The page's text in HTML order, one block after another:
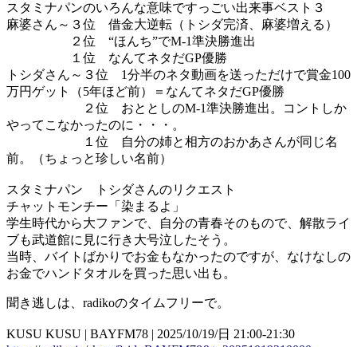
スタミナパンのいろんな意味ですっごい出来事ベスト３
麻婆さん～３位 借金大逆転（トシダ完済、麻婆増える）
２位 “ほんち”でM-1準決勝進出
１位 なんてネタだGP優勝
トシダさん～３位 1分半のネタ動画を送っただけで賞金100
万円ゲット（5年ほど前）＝なんてネタだGP優勝
２位 おととしのM-1準決勝進出。コントしか
やってこなかったのに・・・。
１位 自分の姉と相方のおかあさんが同じ名
前。（ちょっと珍しい名前）
スタミナパン トシダさんのリクエスト
チャットモンチー「染まるよ」
学生時代から大ファンで、自分の青春そのもので、解散ライ
ブも武道館に見に行き大号泣したそう。
当時、バイトばかりでお金もなかったのですが、なけなしの
お金でハンドタオルを買った思い出も。
聞き逃しは、radikoのタイムフリーで。
KUSU KUSU | BAYFM78 | 2025/10/19/日 21:00-21:30